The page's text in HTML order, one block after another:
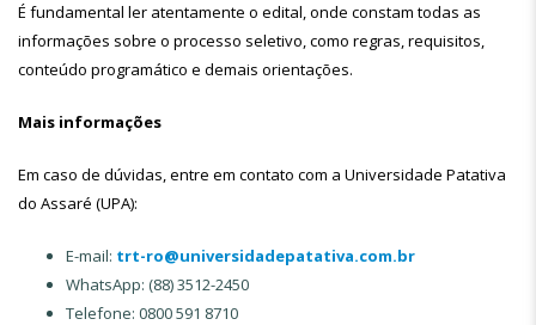
É fundamental ler atentamente o edital, onde constam todas as
informações sobre o processo seletivo, como regras, requisitos,
conteúdo programático e demais orientações.
Mais informações
Em caso de dúvidas, entre em contato com a Universidade Patativa
do Assaré (UPA):
E-mail: trt-ro@universidadepatativa.com.br
WhatsApp: (88) 3512-2450
Telefone: 0800 591 8710